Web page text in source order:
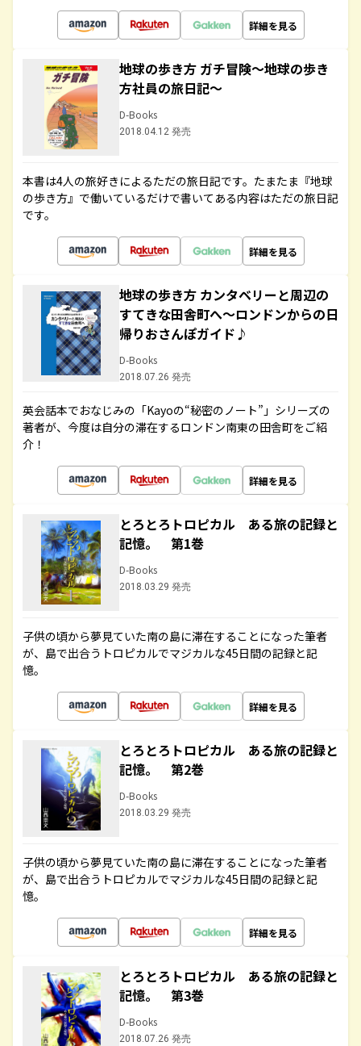
詳細を見る
地球の歩き方 ガチ冒険～地球の歩き
方社員の旅日記～
D-Books
2018.04.12 発売
本書は4人の旅好きによるただの旅日記です。たまたま『地球
の歩き方』で働いているだけで書いてある内容はただの旅日記
です。
詳細を見る
地球の歩き方 カンタベリーと周辺の
すてきな田舎町へ～ロンドンからの日
帰りおさんぽガイド♪
D-Books
2018.07.26 発売
英会話本でおなじみの「Kayoの“秘密のノート”」シリーズの
著者が、今度は自分の滞在するロンドン南東の田舎町をご紹
介！
詳細を見る
とろとろトロピカル ある旅の記録と
記憶。 第1巻
D-Books
2018.03.29 発売
子供の頃から夢見ていた南の島に滞在することになった筆者
が、島で出合うトロピカルでマジカルな45日間の記録と記
憶。
詳細を見る
とろとろトロピカル ある旅の記録と
記憶。 第2巻
D-Books
2018.03.29 発売
子供の頃から夢見ていた南の島に滞在することになった筆者
が、島で出合うトロピカルでマジカルな45日間の記録と記
憶。
詳細を見る
とろとろトロピカル ある旅の記録と
記憶。 第3巻
D-Books
2018.07.26 発売